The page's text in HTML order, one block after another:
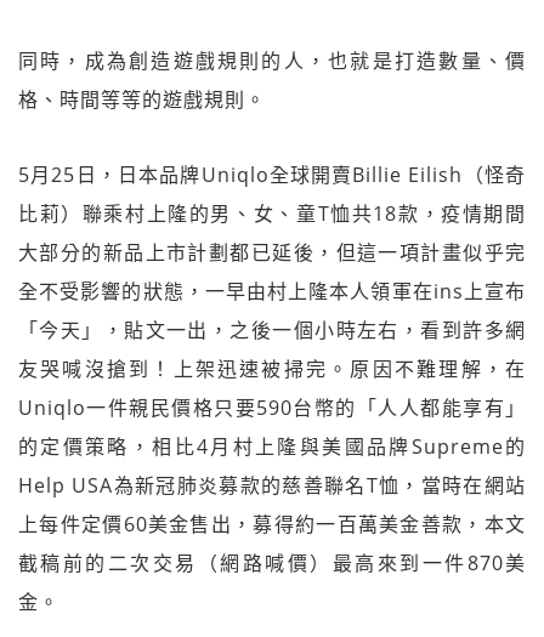
同時，成為創造遊戲規則的人，也就是打造數量、價
格、時間等等的遊戲規則。
5月25日，日本品牌Uniqlo全球開賣Billie Eilish（怪奇
比莉）聯乘村上隆的男、女、童T恤共18款，疫情期間
大部分的新品上市計劃都已延後，但這一項計畫似乎完
全不受影響的狀態，一早由村上隆本人領軍在ins上宣布
「今天」，貼文一出，之後一個小時左右，看到許多網
友哭喊沒搶到！上架迅速被掃完。原因不難理解，在
Uniqlo一件親民價格只要590台幣的「人人都能享有」
的定價策略，相比4月村上隆與美國品牌Supreme的
Help USA為新冠肺炎募款的慈善聯名T恤，當時在網站
上每件定價60美金售出，募得約一百萬美金善款，本文
截稿前的二次交易（網路喊價）最高來到一件870美
金。